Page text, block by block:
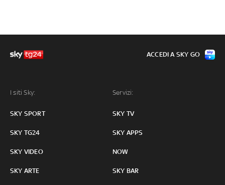
I siti Sky:
SKY SPORT
SKY TG24
SKY VIDEO
SKY ARTE
Servizi:
SKY TV
SKY APPS
NOW
SKY BAR
ACCEDI A SKY GO